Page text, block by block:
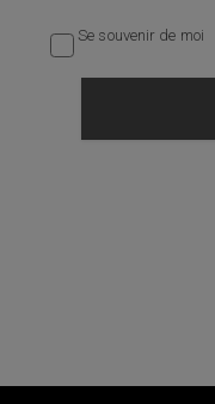
Se souvenir de moi